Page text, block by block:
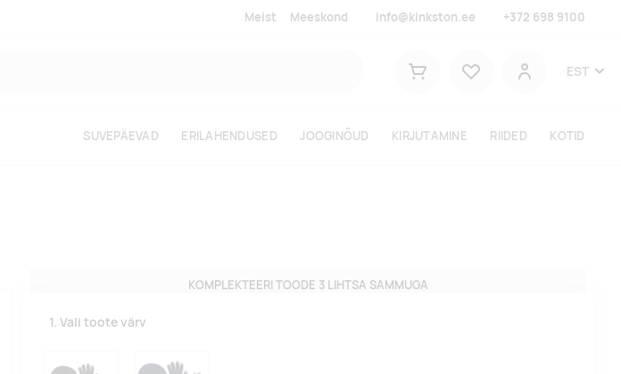
Meist Meeskond info@kinkston.ee +372 698 9100
Ostukorv
Kasutaja
EST
SUVEPÄEVAD ERILAHENDUSED JOOGINÕUD KIRJUTAMINE RIIDED KOTID
KOMPLEKTEERI TOODE 3 LIHTSA SAMMUGA
1. Vali toote värv